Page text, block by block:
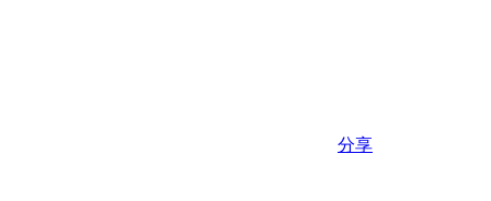
分享